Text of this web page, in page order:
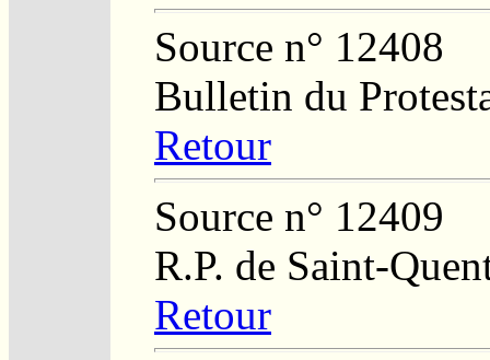
Source n° 12408
Bulletin du
Retour
Source n° 12409
R.P. de Saint-
Retour